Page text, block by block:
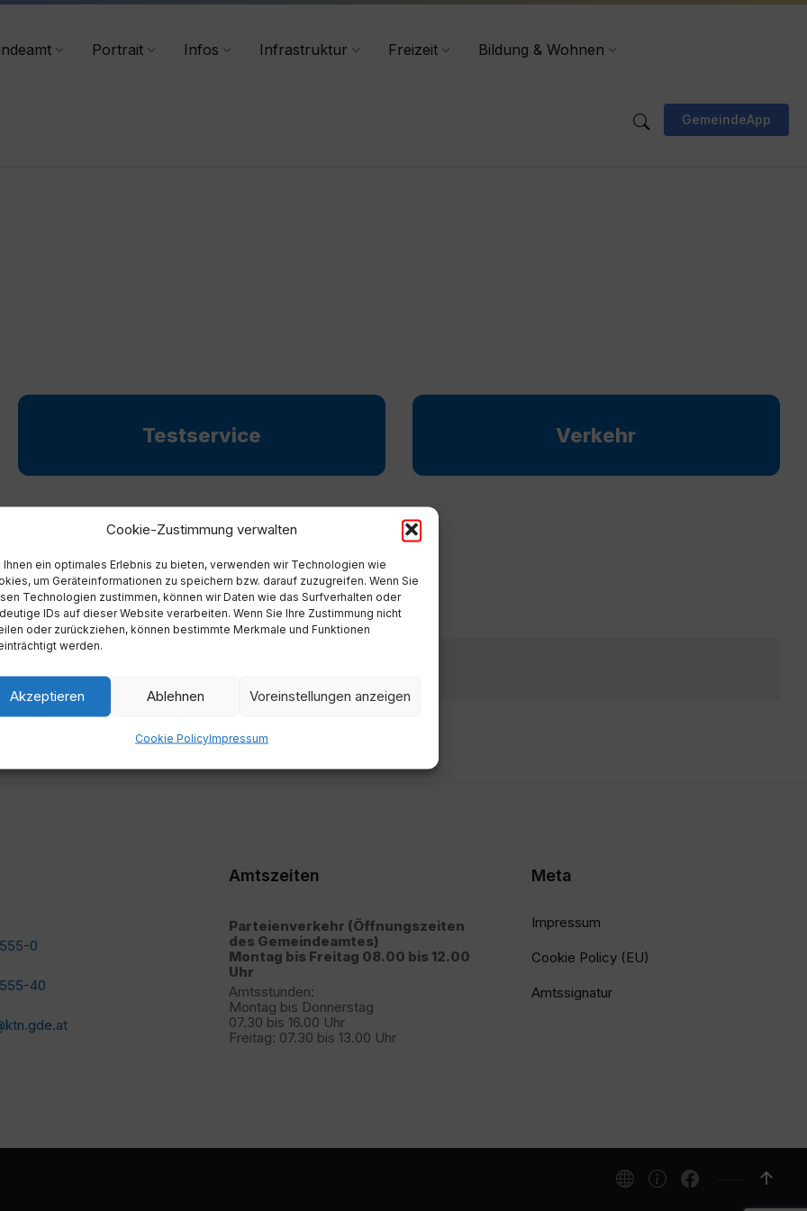
Cookie-Zustimmung verwalten
Ihnen ein optimales Erlebnis zu bieten, verwenden wir Technologien wie
um Geräteinformationen zu speichern bzw. darauf zuzugreifen. Wenn Sie
Technologien zustimmen, können wir Daten wie das Surfverhalten oder
IDs auf dieser Website verarbeiten. Wenn Sie Ihre Zustimmung nicht
oder zurückziehen, können bestimmte Merkmale und Funktionen
werden.
Akzeptieren Ablehnen Voreinstellungen anzeigen
Cookie PolicyImpressum
Portrait Infos Infrastruktur Freizeit
Bildung & Wohnen
GemeindeApp
Testservice Verkehr
0
40
Amtszeiten
Parteienverkehr (Öffnungszeiten
des Gemeindeamtes)
Montag bis Freitag 08.00 bis 12.00
Uhr
Amtsstunden:
Montag bis Donnerstag
07.30 bis 16.00 Uhr
Freitag: 07.30 bis 13.00 Uhr
Meta
Impressum
Cookie Policy (EU)
Amtssignatur